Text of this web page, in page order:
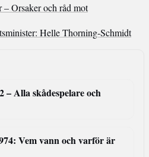
– Orsaker och råd mot
Helle Thorning-Schmidt
Alla skådespelare och
Vem vann och varför är